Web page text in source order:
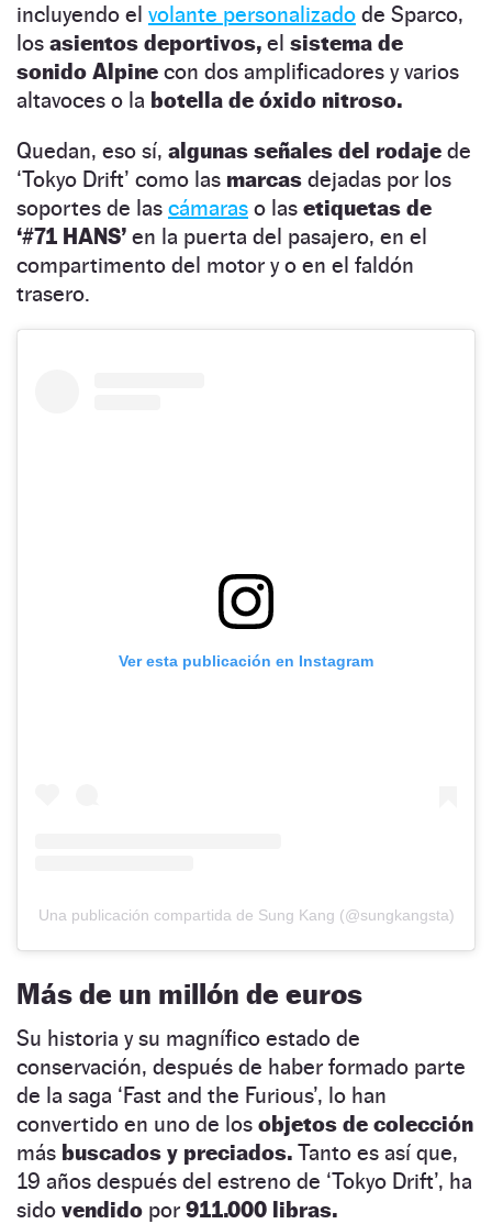
incluyendo el volante personalizado de Sparco,
los asientos deportivos, el sistema de
sonido Alpine con dos amplificadores y varios
altavoces o la botella de óxido nitroso.
Quedan, eso sí, algunas señales del rodaje de
‘Tokyo Drift’ como las marcas dejadas por los
soportes de las cámaras o las etiquetas de
‘#71 HANS’ en la puerta del pasajero, en el
compartimento del motor y o en el faldón
trasero.
Ver esta publicación en Instagram
Una publicación compartida de Sung Kang (@sungkangsta)
Más de un millón de euros
Su historia y su magnífico estado de
conservación, después de haber formado parte
de la saga ‘Fast and the Furious’, lo han
convertido en uno de los objetos de colección
más buscados y preciados. Tanto es así que,
19 años después del estreno de ‘Tokyo Drift’, ha
sido vendido por 911.000 libras.